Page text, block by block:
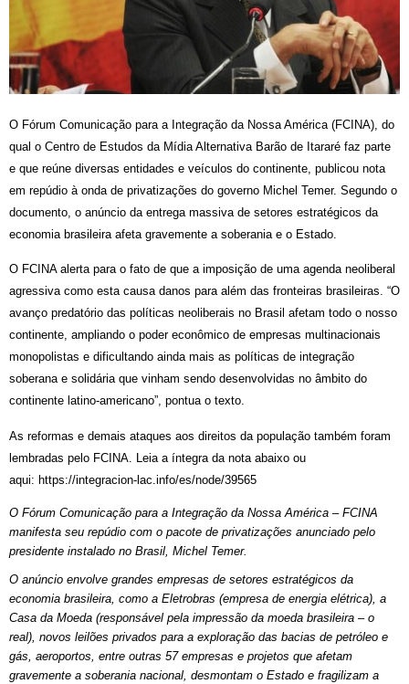
O Fórum Comunicação para a Integração da Nossa América (FCINA), do
qual o Centro de Estudos da Mídia Alternativa Barão de Itararé faz parte
e que reúne diversas entidades e veículos do continente, publicou nota
em repúdio à onda de privatizações do governo Michel Temer. Segundo o
documento, o anúncio da entrega massiva de setores estratégicos da
economia brasileira afeta gravemente a soberania e o Estado.
O FCINA alerta para o fato de que a imposição de uma agenda neoliberal
agressiva como esta causa danos para além das fronteiras brasileiras. “O
avanço predatório das políticas neoliberais no Brasil afetam todo o nosso
continente, ampliando o poder econômico de empresas multinacionais
monopolistas e dificultando ainda mais as políticas de integração
soberana e solidária que vinham sendo desenvolvidas no âmbito do
continente latino-americano”, pontua o texto.
As reformas e demais ataques aos direitos da população também foram
lembradas pelo FCINA. Leia a íntegra da nota abaixo ou
aqui: https://integracion-lac.info/es/node/39565
O Fórum Comunicação para a Integração da Nossa América – FCINA
manifesta seu repúdio com o pacote de privatizações anunciado pelo
presidente instalado no Brasil, Michel Temer.
O anúncio envolve grandes empresas de setores estratégicos da
economia brasileira, como a Eletrobras (empresa de energia elétrica), a
Casa da Moeda (responsável pela impressão da moeda brasileira – o
real), novos leilões privados para a exploração das bacias de petróleo e
gás, aeroportos, entre outras 57 empresas e projetos que afetam
gravemente a soberania nacional, desmontam o Estado e fragilizam a